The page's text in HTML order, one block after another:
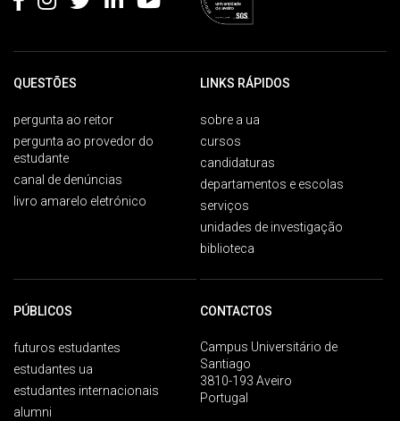
QUESTÕES
pergunta ao reitor
pergunta ao provedor do
estudante
canal de denúncias
livro amarelo eletrónico
LINKS RÁPIDOS
sobre a ua
cursos
candidaturas
departamentos e escolas
serviços
unidades de investigação
biblioteca
PÚBLICOS
futuros estudantes
estudantes ua
estudantes internacionais
alumni
CONTACTOS
Campus Universitário de
Santiago
3810-193 Aveiro
Portugal